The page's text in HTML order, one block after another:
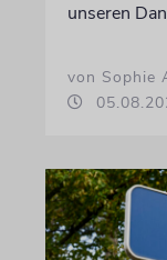
unseren
von Sophie